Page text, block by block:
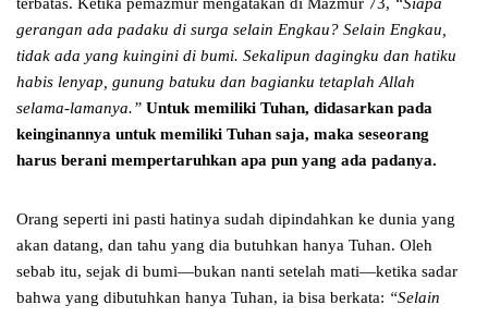
terbatas. Ketika pemazmur mengatakan di Mazmur 73, “Siapa
gerangan ada padaku di surga selain Engkau? Selain Engkau,
tidak ada yang kuingini di bumi. Sekalipun dagingku dan hatiku
habis lenyap, gunung batuku dan bagianku tetaplah Allah
selama-lamanya.” Untuk memiliki Tuhan, didasarkan pada
keinginannya untuk memiliki Tuhan saja, maka seseorang
harus berani mempertaruhkan apa pun yang ada padanya.
Orang seperti ini pasti hatinya sudah dipindahkan ke dunia yang
akan datang, dan tahu yang dia butuhkan hanya Tuhan. Oleh
sebab itu, sejak di bumi—bukan nanti setelah mati—ketika sadar
bahwa yang dibutuhkan hanya Tuhan, ia bisa berkata: “Selain